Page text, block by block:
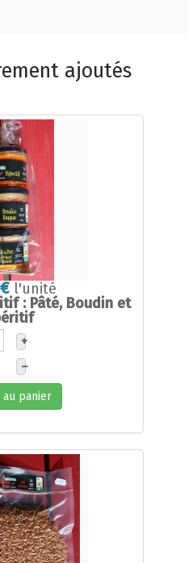
ajoutés
l'unité
: Pâté, Boudin et
+
–
au panier